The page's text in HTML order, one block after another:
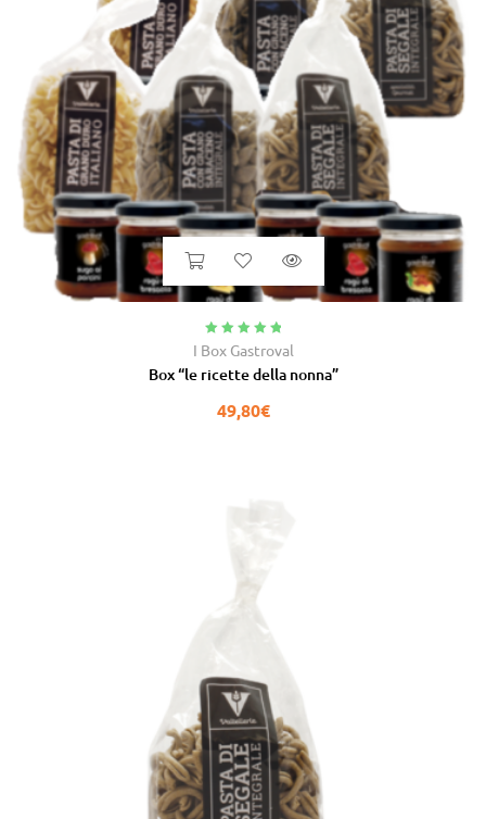
Valutato 5.00
I Box Gastroval
Box “le ricette della nonna”
49,80€